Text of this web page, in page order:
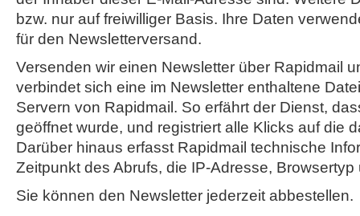
bzw. nur auf freiwilliger Basis. Ihre Daten
für den Newsletterversand.
Versenden wir einen Newsletter über Rapidmail
verbindet sich eine im Newsletter enthaltene
Servern von Rapidmail. So erfährt der Dienst,
geöffnet wurde, und registriert alle Klicks auf die
Darüber hinaus erfasst Rapidmail technische
Zeitpunkt des Abrufs, die IP-Adresse,
Sie können den Newsletter jederzeit abbestellen.